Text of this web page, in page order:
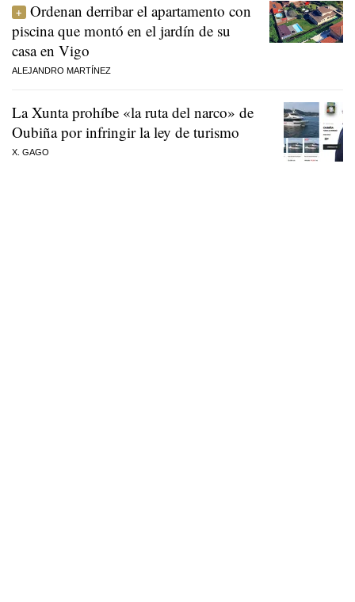
Ordenan derribar el apartamento con
piscina que montó en el jardín de su
casa en Vigo
ALEJANDRO MARTÍNEZ
La Xunta prohíbe «la ruta del narco» de
Oubiña por infringir la ley de turismo
X. GAGO